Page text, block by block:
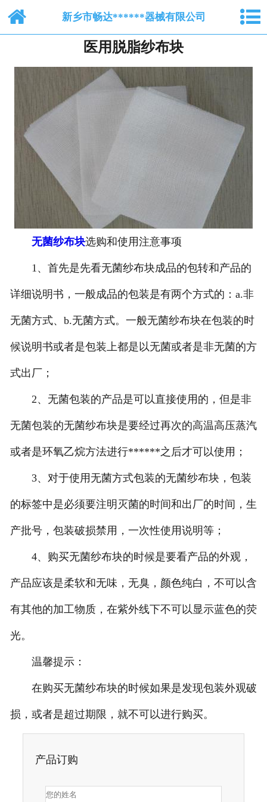
网站首页
关于我们
脱脂棉纱布
人才招聘
在线留言
新乡市畅达******器械有限公司
医用脱脂纱布块
无菌纱布块选购和使用注意事项
1、首先是先看无菌纱布块成品的包转和产品的
详细说明书，一般成品的包装是有两个方式的：a.非
无菌方式、b.无菌方式。一般无菌纱布块在包装的时
候说明书或者是包装上都是以无菌或者是非无菌的方
式出厂；
2、无菌包装的产品是可以直接使用的，但是非
无菌包装的无菌纱布块是要经过再次的高温高压蒸汽
或者是环氧乙烷方法进行******之后才可以使用；
3、对于使用无菌方式包装的无菌纱布块，包装
的标签中是必须要注明灭菌的时间和出厂的时间，生
产批号，包装破损禁用，一次性使用说明等；
4、购买无菌纱布块的时候是要看产品的外观，
产品应该是柔软和无味，无臭，颜色纯白，不可以含
有其他的加工物质，在紫外线下不可以显示蓝色的荧
光。
温馨提示：
在购买无菌纱布块的时候如果是发现包装外观破
损，或者是超过期限，就不可以进行购买。
产品订购